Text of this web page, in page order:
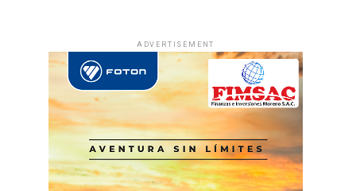
ADVERTISEMENT